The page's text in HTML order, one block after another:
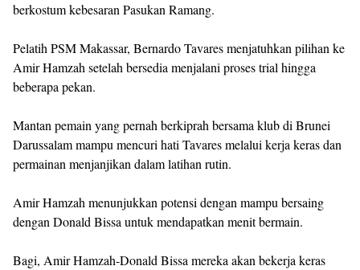
berkostum kebesaran Pasukan Ramang.
Pelatih PSM Makassar, Bernardo Tavares menjatuhkan pilihan ke
Amir Hamzah setelah bersedia menjalani proses trial hingga
beberapa pekan.
Mantan pemain yang pernah berkiprah bersama klub di Brunei
Darussalam mampu mencuri hati Tavares melalui kerja keras dan
permainan menjanjikan dalam latihan rutin.
Amir Hamzah menunjukkan potensi dengan mampu bersaing
dengan Donald Bissa untuk mendapatkan menit bermain.
Bagi, Amir Hamzah-Donald Bissa mereka akan bekerja keras